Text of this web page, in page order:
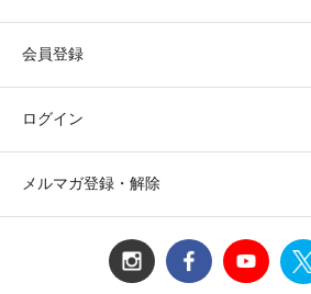
会員登録
ログイン
メルマガ登録・解除